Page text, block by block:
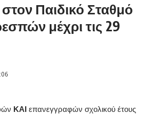
Παιδικό Σταθμό
μέχρι τις 29
ΚΑΙ επανεγγραφών σχολικού έτους